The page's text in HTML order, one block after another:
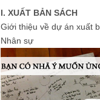
I. XUẤT BẢN SÁCH
Giới thiệu về dự án xuất
Nhân sự